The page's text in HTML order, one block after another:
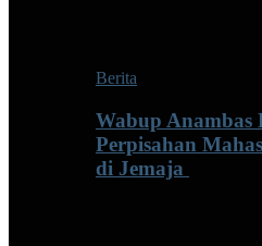
Berita
Wabup
Perpisahan
di Jemaja ‎